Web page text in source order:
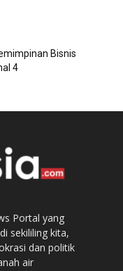
Bisnis
4
Portal yang
sekililing kita,
dan politik
air